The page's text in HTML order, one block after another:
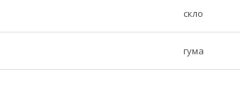
скло
гума